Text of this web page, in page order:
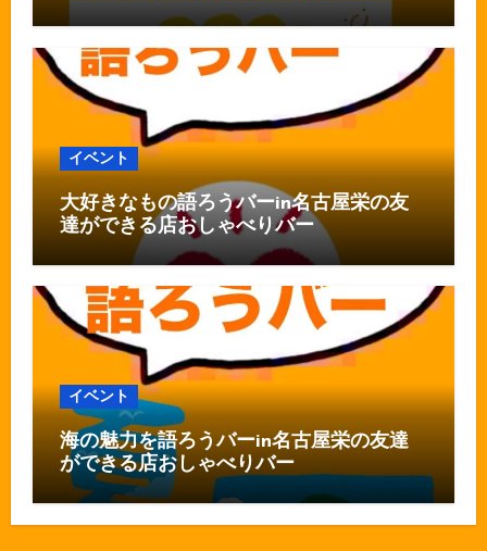
イベント
大好きなもの語ろうバーin名古屋栄の友
達ができる店おしゃべりバー
イベント
海の魅力を語ろうバーin名古屋栄の友達
ができる店おしゃべりバー